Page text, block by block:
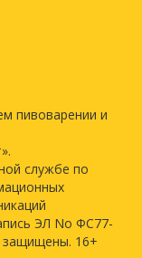
пивоварении и
службе по
ЭЛ No ФС77-
защищены. 16+